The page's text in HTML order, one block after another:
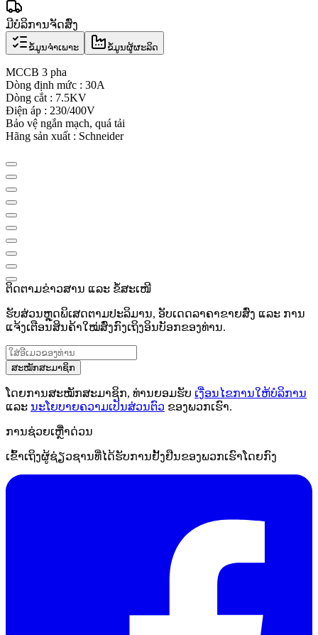
ມີບໍລິການຈັດສົ່ງ
ຂໍ້ມູນຈຳເພາະ ຂໍ້ມູນຜູ້ຜະລິດ
MCCB 3 pha
Dòng định mức : 30A
Dòng cắt : 7.5KV
Điện áp : 230/400V
Bảo vệ ngắn mạch, quá tải
Hãng sản xuất : Schneider
ຕິດຕາມຂ່າວສານ ແລະ ຂໍ້ສະເໜີ
ຮັບສ່ວນຫຼຸດພິເສດຕາມປະລິມານ, ອັບເດດລາຄາຂາຍສົ່ງ ແລະ ການ
ແຈ້ງເຕືອນສິນຄ້າໃໝ່ສົ່ງກົງເຖິງອິນບັອກຂອງທ່ານ.
ສະໝັກສະມາຊິກ
ໂດຍການສະໝັກສະມາຊິກ, ທ່ານຍອມຮັບ ເງື່ອນໄຂການໃຫ້ບໍລິການ
ແລະ ນະໂຍບາຍຄວາມເປັນສ່ວນຕົວ ຂອງພວກເຮົາ.
ການຊ່ວຍເຫຼືໍາດ່ວນ
ເຂົ້າເຖິງຜູ້ຊ່ຽວຊານທີ່ໄດ້ຮັບການຢັ້ງຢືນຂອງພວກເຮົາໂດຍກົງ